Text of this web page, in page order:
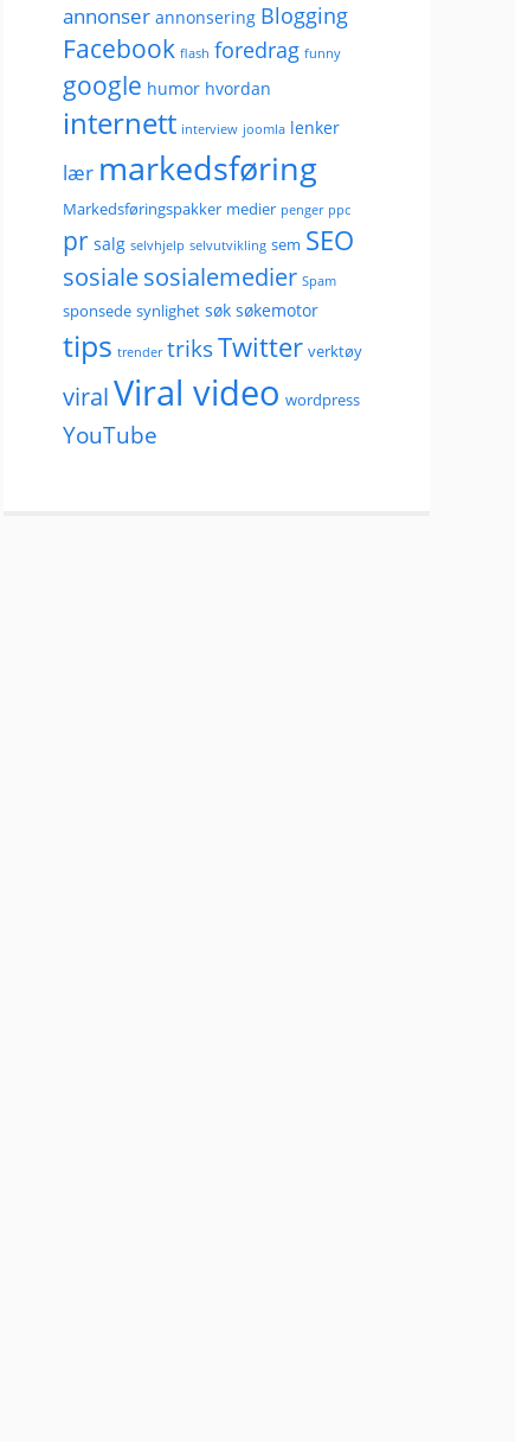
annonser annonsering Blogging
Facebook flash foredrag funny
google humor hvordan
internett interview joomla lenker
lær markedsføring
Markedsføringspakker medier penger ppc
pr salg selvhjelp selvutvikling sem SEO
sosialesosialemedier Spam
sponsede synlighet søk søkemotor
tips trender triksTwitter verktøy
viralViral video wordpress
YouTube